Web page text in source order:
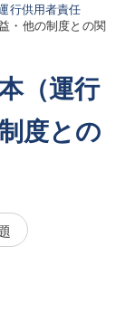
行供用者責任
・他の制度との関
（運行
度との